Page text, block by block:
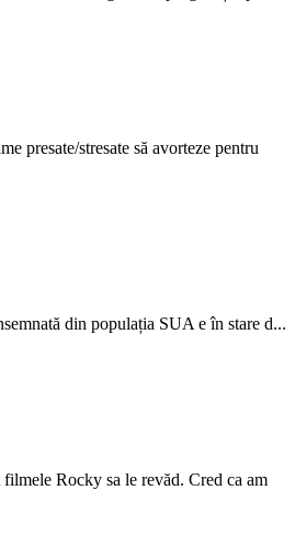
presate/stresate să avorteze pentru
din populația SUA e în stare d...
Rocky sa le revăd. Cred ca am